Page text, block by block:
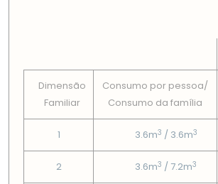
Dimensão
Familiar
Consumo por pessoa/
Consumo da famí­lia
1 3.6m3 / 3.6m3
2 3.6m3 / 7.2m3